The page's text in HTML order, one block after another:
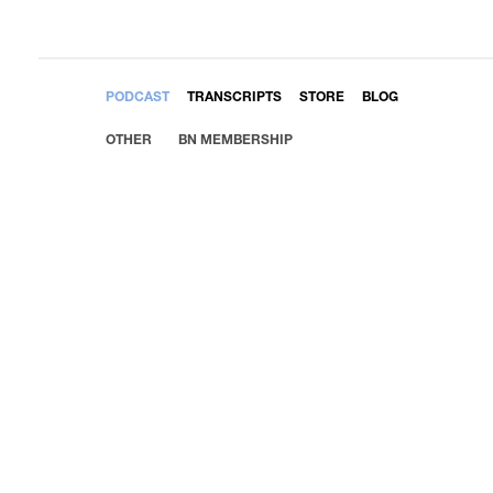
PODCAST TRANSCRIPTS STORE BLOG
OTHER BN MEMBERSHIP